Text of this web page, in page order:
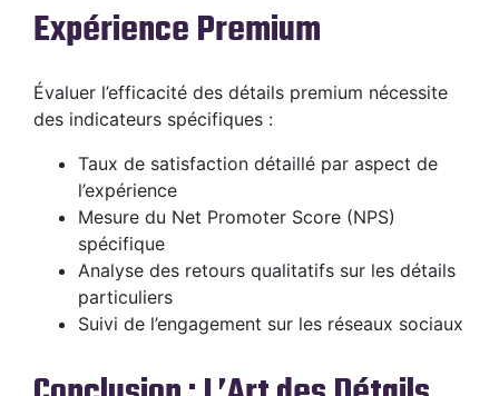
Expérience Premium
Évaluer l’efficacité des détails premium nécessite
des indicateurs spécifiques :
Taux de satisfaction détaillé par aspect de
l’expérience
Mesure du Net Promoter Score (NPS)
spécifique
Analyse des retours qualitatifs sur les détails
particuliers
Suivi de l’engagement sur les réseaux sociaux